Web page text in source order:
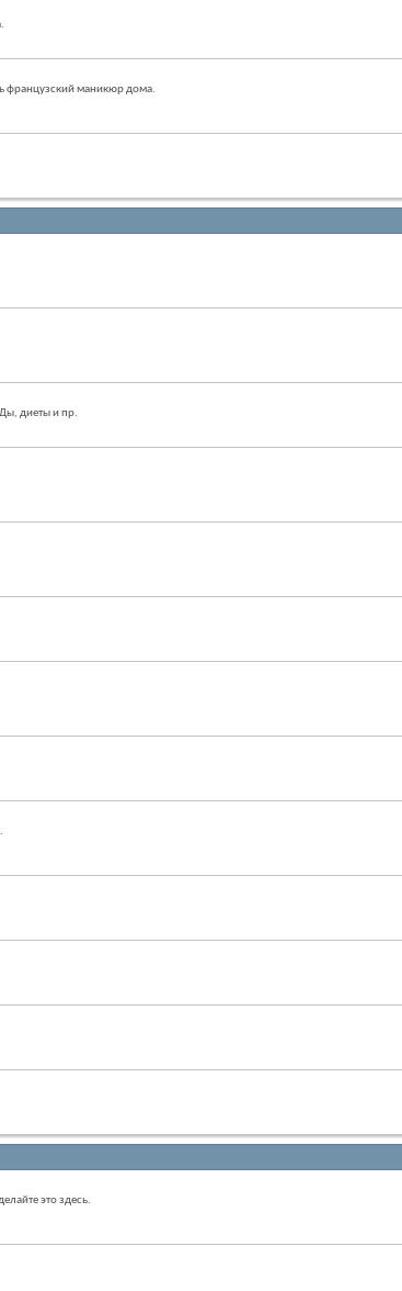
французский маникюр дома.
диеты и пр.
это здесь.